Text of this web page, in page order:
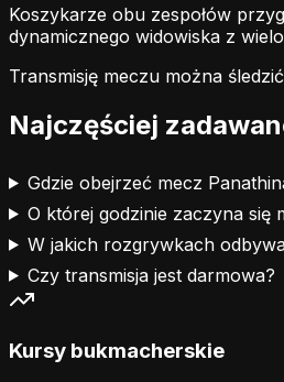
Koszykarze obu zespołów
dynamicznego widowiska z
Transmisję meczu można
Najczęściej
Gdzie obejrzeć mecz
O której godzinie zaczyna się
W jakich rozgrywkach
Czy transmisja jest darmowa?
Kursy bukmacherskie